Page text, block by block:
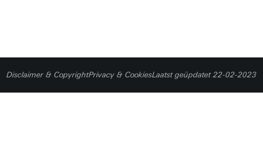
Disclaimer & CopyrightPrivacy & CookiesLaatst geüpdatet 22-02-2023